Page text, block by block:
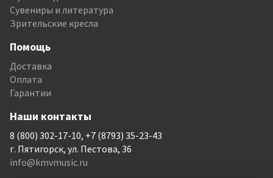
Сувениры и литература
Зрительские кресла
Помощь
Доставка
Оплата
Гарантии
Наши контакты
8 (800) 302-17-10, +7 (8793) 35-23-43
г. Пятигорск, ул. Пестова, 36
info@kmvmusic.ru